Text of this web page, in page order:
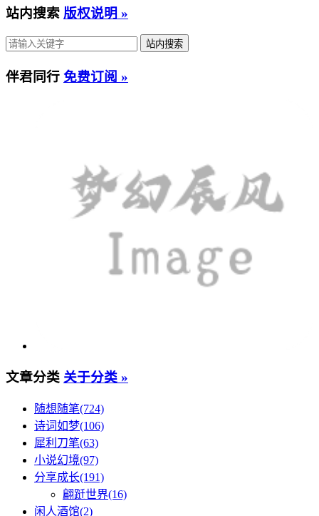
站内搜索 版权说明 »
伴君同行 免费订阅 »
文章分类 关于分类 »
随想随笔(724)
诗词如梦(106)
犀利刀笔(63)
小说幻境(97)
分享成长(191)
翩跹世界(16)
闲人酒馆(2)